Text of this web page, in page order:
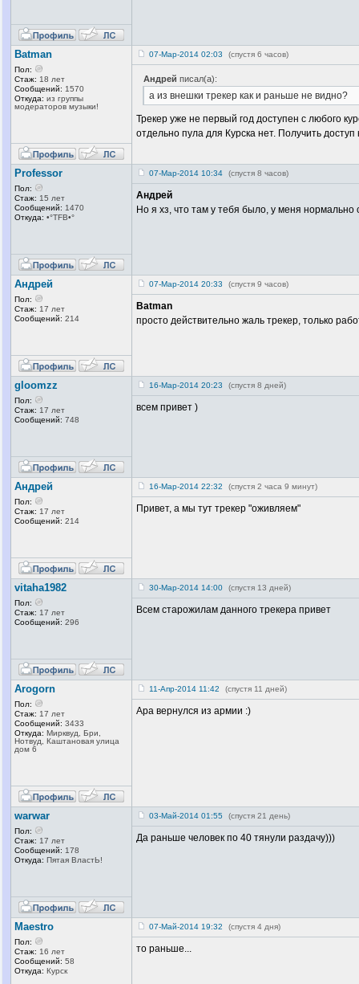
Batman
Пол:
Стаж: 18 лет
Сообщений: 1570
Откуда: из группы
модераторов музыки!
07-Мар-2014 02:03 (спустя 6 часов)
Андрей писал(а):
а из внешки трекер как и раньше не видно?
Трекер уже не первый год доступен с любого
отдельно пула для Курска нет. Получить
Professor
Пол:
Стаж: 15 лет
Сообщений: 1470
Откуда: •°TFB•°
07-Мар-2014 10:34 (спустя 8 часов)
Андрей
Но я хз, что там у тебя было, у меня
Андрей
Пол:
Стаж: 17 лет
Сообщений: 214
07-Мар-2014 20:33 (спустя 9 часов)
Batman
просто действительно жаль трекер, только
gloomzz
Пол:
Стаж: 17 лет
Сообщений: 748
16-Мар-2014 20:23 (спустя 8 дней)
всем привет )
Андрей
Пол:
Стаж: 17 лет
Сообщений: 214
16-Мар-2014 22:32 (спустя 2 часа 9 минут)
Привет, а мы тут трекер "оживляем"
vitaha1982
Пол:
Стаж: 17 лет
Сообщений: 296
30-Мар-2014 14:00 (спустя 13 дней)
Всем старожилам данного трекера привет
Arogorn
Пол:
Стаж: 17 лет
Сообщений: 3433
Откуда: Мирквуд, Бри,
Нотвуд, Каштановая улица
дом 6
11-Апр-2014 11:42 (спустя 11 дней)
Ара вернулся из армии :)
warwar
Пол:
Стаж: 17 лет
Сообщений: 178
Откуда: Пятая ВластЬ!
03-Май-2014 01:55 (спустя 21 день)
Да раньше человек по 40 тянули раздачу)))
Maestro
Пол:
Стаж: 16 лет
Сообщений: 58
Откуда: Курск
07-Май-2014 19:32 (спустя 4 дня)
то раньше...